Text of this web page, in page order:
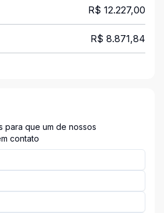
R$ 12.227,00
R$ 8.871,84
para que um de nossos
contato